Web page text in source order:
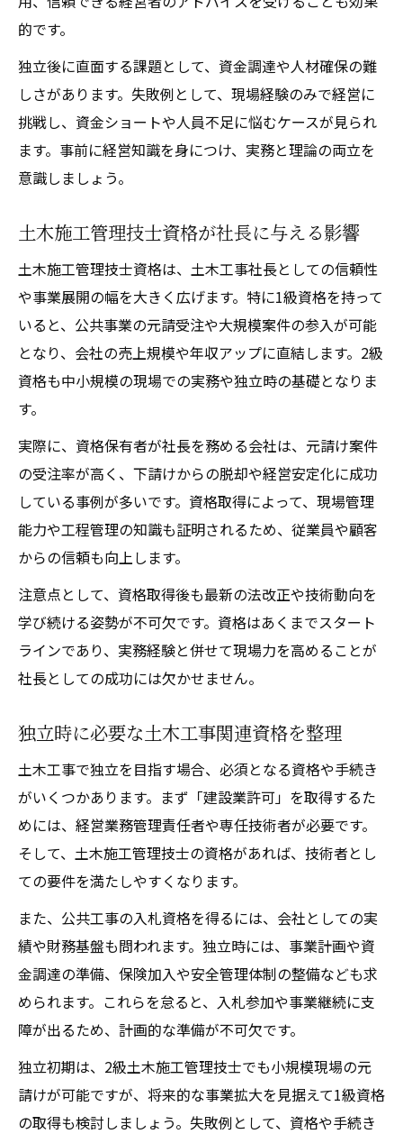
的です。
独立後に直面する課題として、資金調達や人材確保の難
しさがあります。失敗例として、現場経験のみで経営に
挑戦し、資金ショートや人員不足に悩むケースが見られ
ます。事前に経営知識を身につけ、実務と理論の両立を
意識しましょう。
土木施工管理技士資格が社長に与える影響
土木施工管理技士資格は、土木工事社長としての信頼性
や事業展開の幅を大きく広げます。特に1級資格を持って
いると、公共事業の元請受注や大規模案件の参入が可能
となり、会社の売上規模や年収アップに直結します。2級
資格も中小規模の現場での実務や独立時の基礎となりま
す。
実際に、資格保有者が社長を務める会社は、元請け案件
の受注率が高く、下請けからの脱却や経営安定化に成功
している事例が多いです。資格取得によって、現場管理
能力や工程管理の知識も証明されるため、従業員や顧客
からの信頼も向上します。
注意点として、資格取得後も最新の法改正や技術動向を
学び続ける姿勢が不可欠です。資格はあくまでスタート
ラインであり、実務経験と併せて現場力を高めることが
社長としての成功には欠かせません。
独立時に必要な土木工事関連資格を整理
土木工事で独立を目指す場合、必須となる資格や手続き
がいくつかあります。まず「建設業許可」を取得するた
めには、経営業務管理責任者や専任技術者が必要です。
そして、土木施工管理技士の資格があれば、技術者とし
ての要件を満たしやすくなります。
また、公共工事の入札資格を得るには、会社としての実
績や財務基盤も問われます。独立時には、事業計画や資
金調達の準備、保険加入や安全管理体制の整備なども求
められます。これらを怠ると、入札参加や事業継続に支
障が出るため、計画的な準備が不可欠です。
独立初期は、2級土木施工管理技士でも小規模現場の元
請けが可能ですが、将来的な事業拡大を見据えて1級資格
の取得も検討しましょう。失敗例として、資格や手続き